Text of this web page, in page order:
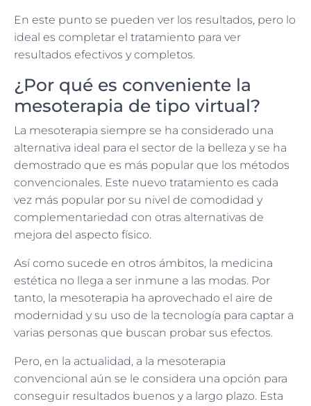
En este punto se pueden ver los resultados, pero lo
ideal es completar el tratamiento para ver
resultados efectivos y completos.
¿Por qué es conveniente la
mesoterapia de tipo virtual?
La mesoterapia siempre se ha considerado una
alternativa ideal para el sector de la belleza y se ha
demostrado que es más popular que los métodos
convencionales. Este nuevo tratamiento es cada
vez más popular por su nivel de comodidad y
complementariedad con otras alternativas de
mejora del aspecto físico.
Así como sucede en otros ámbitos, la medicina
estética no llega a ser inmune a las modas. Por
tanto, la mesoterapia ha aprovechado el aire de
modernidad y su uso de la tecnología para captar a
varias personas que buscan probar sus efectos.
Pero, en la actualidad, a la mesoterapia
convencional aún se le considera una opción para
conseguir resultados buenos y a largo plazo. Esta